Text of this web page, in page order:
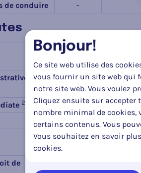
de conduire
-
0 à 10
km/h
€ 58
€ 58 + €
2 € 58 €
€ 72
€ 100 à €
de
Bonjour!
Ce site web utilise des
vous fournir un site web qui
notre site web. Vous voulez
Cliquez ensuite sur accepter
nombre minimal de cookies,
certains contenus. Vous
Vous souhaitez en savoir
cookies.